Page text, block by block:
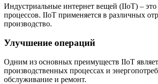
Индустриальные интернет вещей (IIoT) – это
процессов. IIoT применяется в различных
производство.
Улучшение операций
Одним из основных преимуществ IIoT
производственных процессах и
обслуживание и ремонт.